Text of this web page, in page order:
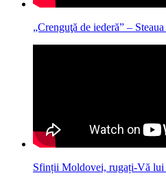
„Crenguţă de iederă” –
Sfinții Moldovei, rugați-Vă lui